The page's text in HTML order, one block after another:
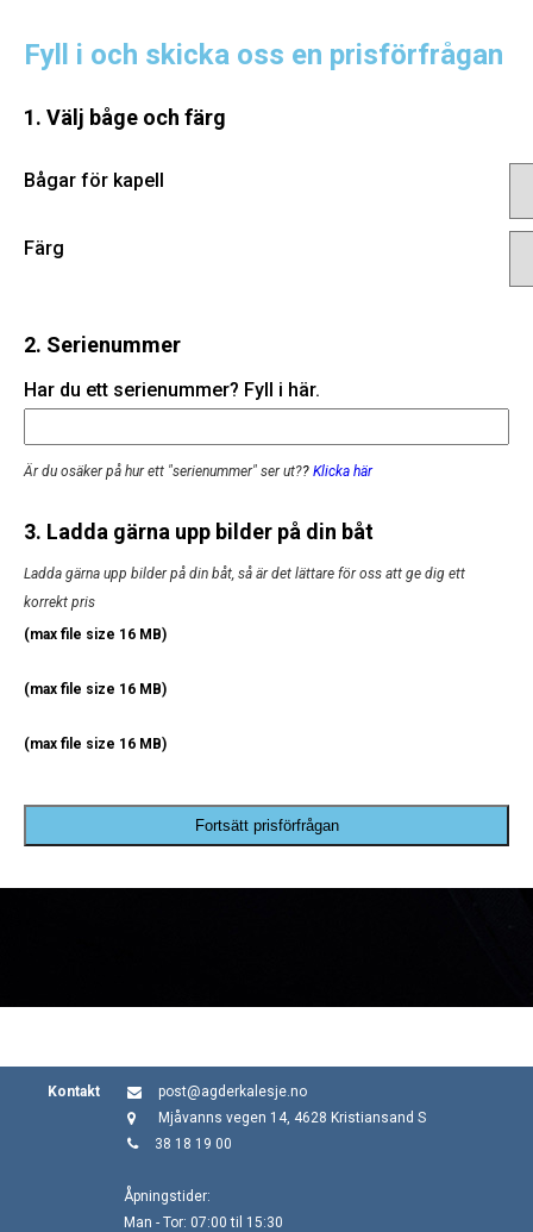
Fyll i och skicka oss en prisförfrågan
1. Välj båge och färg
Bågar för kapell
Färg
2. Serienummer
Har du ett serienummer? Fyll i här.
Är du osäker på hur ett "serienummer" ser ut?? Klicka här
3. Ladda gärna upp bilder på din båt
Ladda gärna upp bilder på din båt, så är det lättare för oss att ge dig ett
korrekt pris
(max file size 16 MB)
(max file size 16 MB)
(max file size 16 MB)
Fortsätt prisförfrågan
Kontakt
post@agderkalesje.no
Mjåvanns vegen 14, 4628 Kristiansand S
38 18 19 00
Åpningstider:
Man - Tor: 07:00 til 15:30